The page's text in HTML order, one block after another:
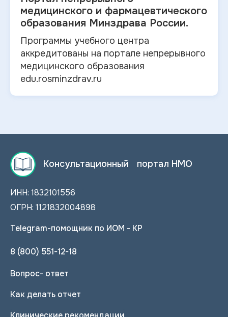
медицинского и фармацевтического
образования Минздрава России.
Программы учебного центра
аккредитованы на портале непрерывного
медицинского образования
edu.rosminzdrav.ru
Консультационный портал НМО
ИНН: 1832101556
ОГРН: 1121832004898
Telegram-помощник по ИОМ - КР
8 (800) 551-12-18
Вопрос- ответ
Как делать отчет